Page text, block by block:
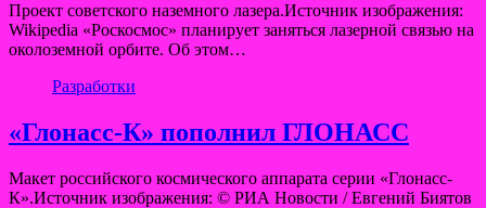
Проект советского наземного лазера.Источник изображения:
Wikipedia «Роскосмос» планирует заняться лазерной связью на
околоземной орбите. Об этом…
Разработки
«Глонасс-К» пополнил ГЛОНАСС
Макет российского космического аппарата серии «Глонасс-
К».Источник изображения: © РИА Новости / Евгений Биятов